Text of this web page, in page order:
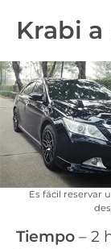
Krabi
Es fácil reservar
Tiempo – 2